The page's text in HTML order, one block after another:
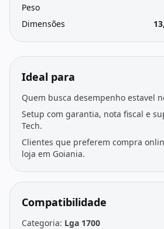
Peso
Dimensões
Ideal para
Quem busca desempenho estavel
Setup com garantia, nota fiscal e
Tech.
Clientes que preferem compra
loja em Goiania.
Compatibilidade
Categoria: Lga 1700